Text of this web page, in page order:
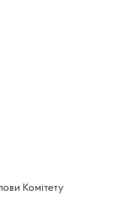
Комітету